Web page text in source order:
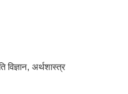
विज्ञान, अर्थशास्त्र